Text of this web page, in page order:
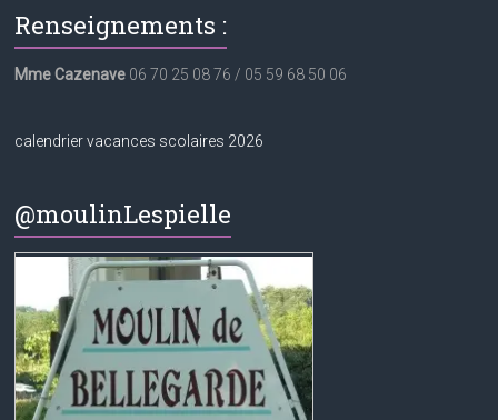
Renseignements :
Mme Cazenave 06 70 25 08 76 / 05 59 68 50 06
calendrier vacances scolaires 2026
@moulinLespielle